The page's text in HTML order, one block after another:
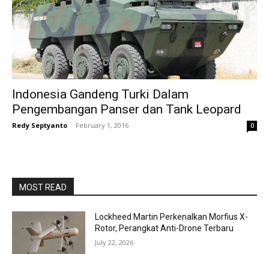
Indonesia Gandeng Turki Dalam
Pengembangan Panser dan Tank Leopard
Redy Septyanto - February 1, 2016 0
MOST READ
Lockheed Martin Perkenalkan Morfius X-
Rotor, Perangkat Anti-Drone Terbaru
July 22, 2026